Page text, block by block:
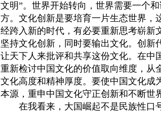
文明”。世界开始转向，世界需要一个
方。文化创新是要培育一片生态世界，
经跨入新的时代，有必要重新思考崭新
坚持文化创新，同时要输出文化。创新
让天下人来批评和共享这份文化。在中
重新检讨中国文化的价值取向维度，从
文化高度和精神厚度。要使中国文化成
本源，重申中国文化守正创新和不断世
在我看来，大国崛起不是民族性口